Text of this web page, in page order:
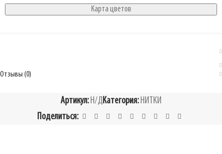
Карта цветов
Отзывы (0)
Артикул:Н/ДКатегория: НИТКИ
Поделиться: